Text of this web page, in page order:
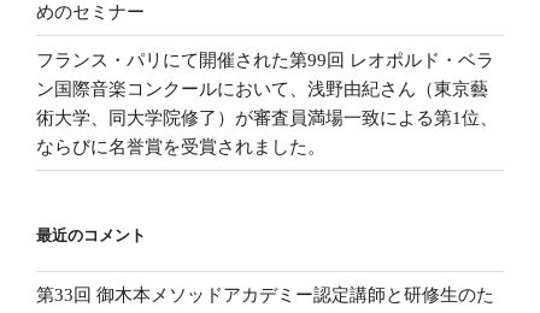
めのセミナー
フランス・パリにて開催された第99回 レオポルド・ベラ
ン国際音楽コンクールにおいて、浅野由紀さん（東京藝
術大学、同大学院修了）が審査員満場一致による第1位、
ならびに名誉賞を受賞されました。
最近のコメント
第33回 御木本メソッドアカデミー認定講師と研修生のた